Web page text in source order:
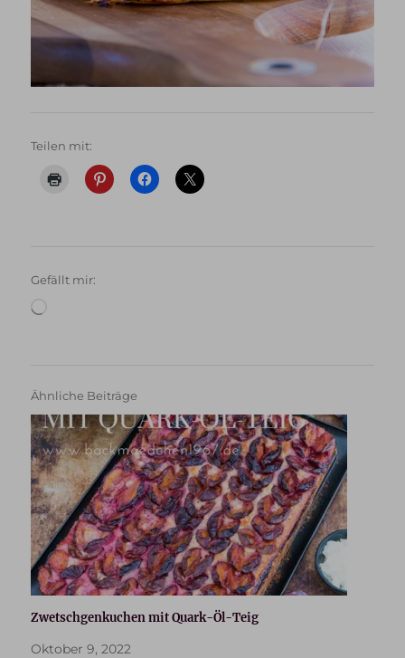
Teilen mit:
Gefällt mir:
Ähnliche Beiträge
Zwetschgenkuchen mit Quark-Öl-Teig
Oktober 9, 2022